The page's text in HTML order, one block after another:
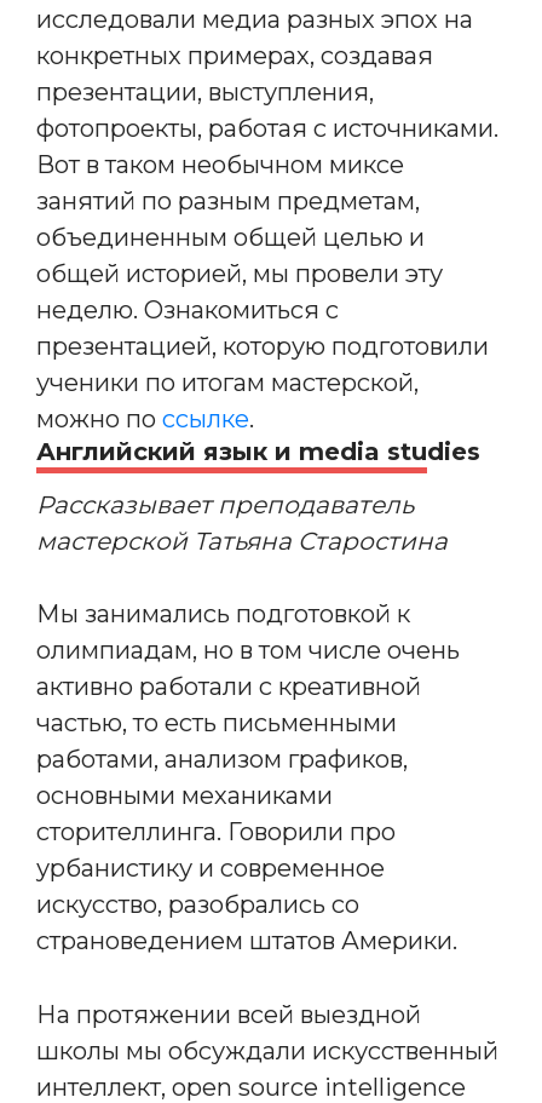
исследовали медиа разных эпох на
конкретных примерах, создавая
презентации, выступления,
фотопроекты, работая с источниками.
Вот в таком необычном миксе
занятий по разным предметам,
объединенным общей целью и
общей историей, мы провели эту
неделю. Ознакомиться с
презентацией, которую подготовили
ученики по итогам мастерской,
можно по ссылке.
Английский язык и media studies
Рассказывает преподаватель
мастерской Татьяна Старостина
Мы занимались подготовкой к
олимпиадам, но в том числе очень
активно работали с креативной
частью, то есть письменными
работами, анализом графиков,
основными механиками
сторителлинга. Говорили про
урбанистику и современное
искусство, разобрались со
страноведением штатов Америки.
На протяжении всей выездной
школы мы обсуждали искусственный
интеллект, open source intelligence